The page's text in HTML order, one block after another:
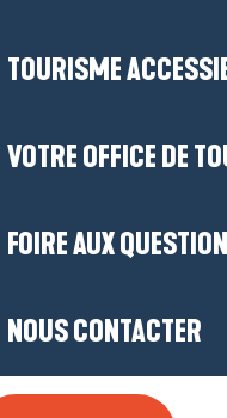
TOURISME
VOTRE OFFICE DE
FOIRE AUX
NOUS CONTACTER
?
sommes-nous ?